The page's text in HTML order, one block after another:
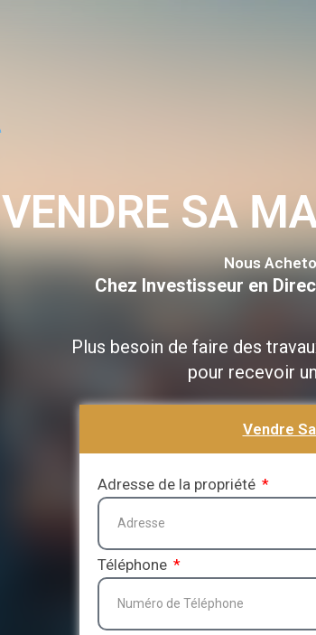
VENDRE SA
Nous
Chez Investisseur en
Plus besoin de faire des
pour recevoir
Vendre
Adresse de la propriété
Téléphone